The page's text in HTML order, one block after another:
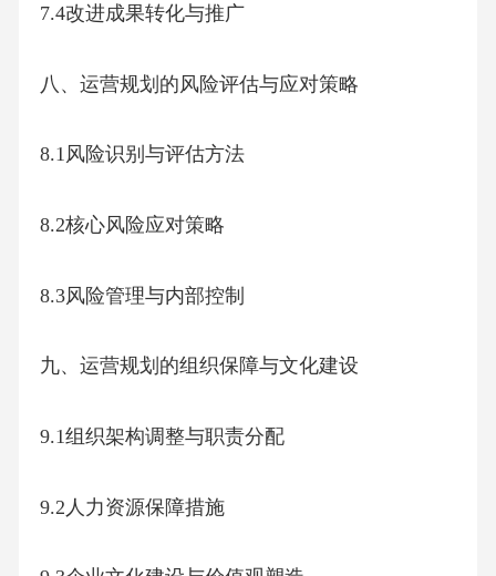
7.4改进成果转化与推广
八、运营规划的风险评估与应对策略
8.1风险识别与评估方法
8.2核心风险应对策略
8.3风险管理与内部控制
九、运营规划的组织保障与文化建设
9.1组织架构调整与职责分配
9.2人力资源保障措施